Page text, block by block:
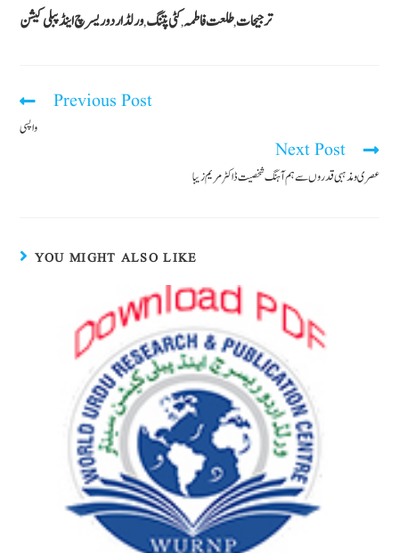
ترجیحات,طلعت فاطمہ,کٹی پتنگ,ورلڈ اردو ریسرچ اینڈ پبلی کیشن
Previous Post
واپسی
Next Post
عصری و مذہبی قدروں سے ہم آہنگ شخصیت ڈاکٹر مریم زیبا
YOU MIGHT ALSO LIKE